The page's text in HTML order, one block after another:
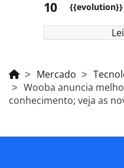
{{evolution}}
Mercado
Wooba anuncia
conhecimento; veja as